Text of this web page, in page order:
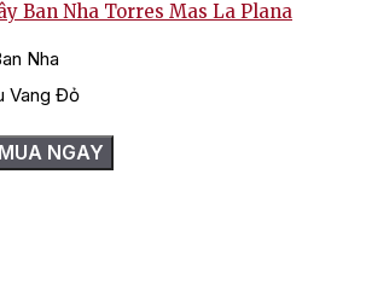
Ban Nha Torres Mas La Plana
Nha
Vang Đỏ
MUA NGAY